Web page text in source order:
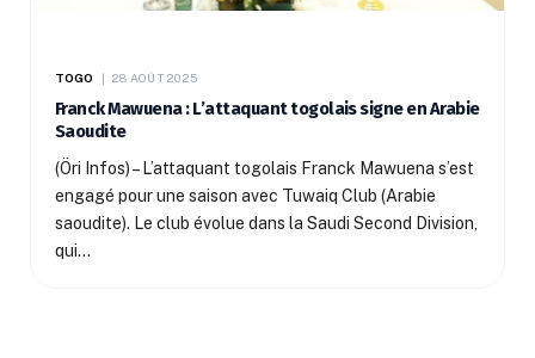
TOGO 28 AOÛT 2025
Franck Mawuena : L’attaquant togolais signe en Arabie
Saoudite
(Öri Infos) – L’attaquant togolais Franck Mawuena s’est
engagé pour une saison avec Tuwaiq Club (Arabie
saoudite). Le club évolue dans la Saudi Second Division,
qui…